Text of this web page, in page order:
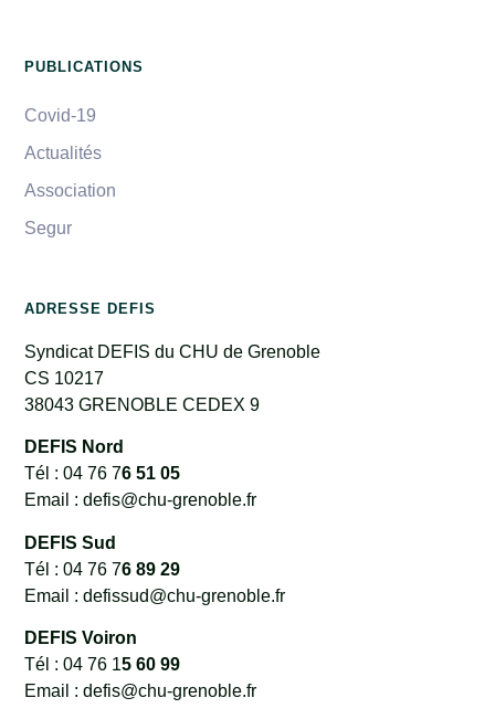
PUBLICATIONS
Covid-19
Actualités
Association
Segur
ADRESSE DEFIS
Syndicat DEFIS du CHU de Grenoble
CS 10217
38043 GRENOBLE CEDEX 9
DEFIS Nord
Tél : 04 76 76 51 05
Email : defis@chu-grenoble.fr
DEFIS Sud
Tél : 04 76 76 89 29
Email : defissud@chu-grenoble.fr
DEFIS Voiron
Tél : 04 76 15 60 99
Email : defis@chu-grenoble.fr